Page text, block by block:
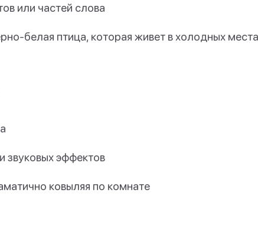
или частей слова
белая птица, которая живет в холодных
звуковых эффектов
ковыляя по комнате